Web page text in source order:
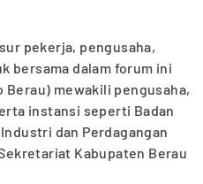
pekerja, pengusaha,
bersama dalam forum ini
Berau) mewakili pengusaha,
instansi seperti Badan
dan Perdagangan
Kabupaten Berau